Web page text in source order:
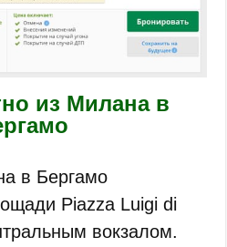
из Милана в
в Бергамо
Piazza Luigi di
вокзалом.